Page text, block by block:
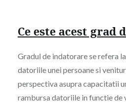
Ce este acest grad
Gradul de indatorare se refera
datoriile unei persoane si
perspectiva asupra capacitatii
rambursa datoriile in functie de